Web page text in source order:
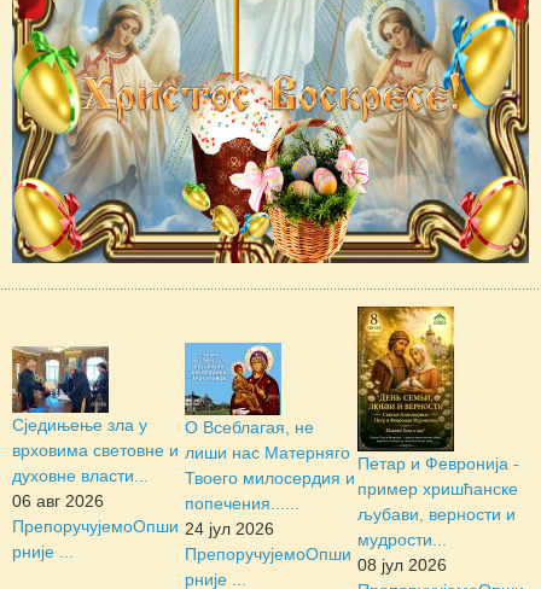
Сједињење зла у
врховима световне и
духовне власти...
06 авг 2026
ПрепоручујемоОпши
рније ...
О Всеблагая, не
лиши нас Матерняго
Твоего милосердия и
попечения......
24 јул 2026
ПрепоручујемоОпши
рније ...
Петар и Февронија -
пример хришћанске
љубави, верности и
мудрости...
08 јул 2026